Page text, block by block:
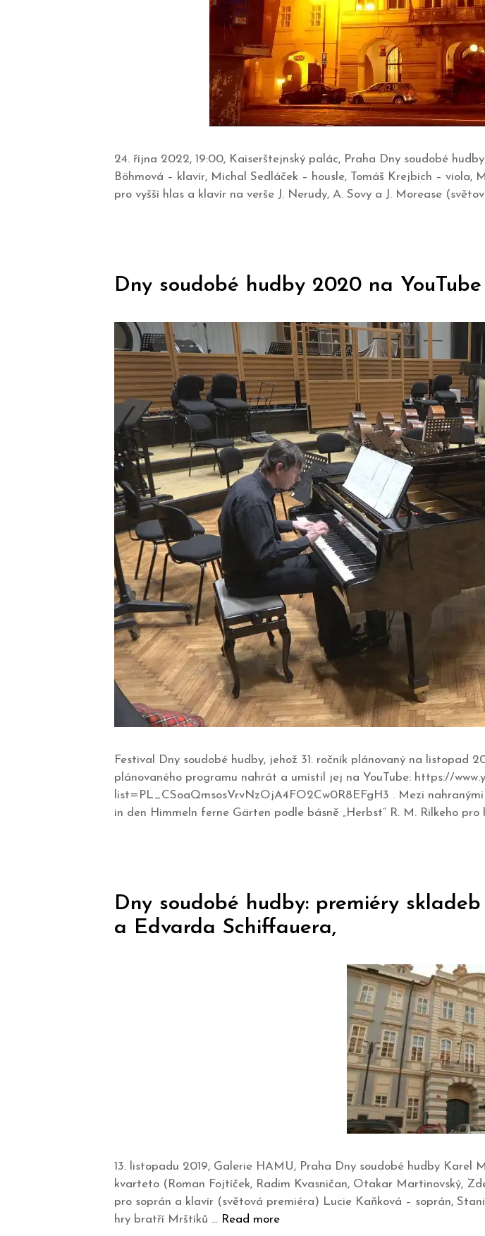
24. října 2022, 19:00, Kaiserštejnský palác, Praha Dny soudobé
Böhmová – klavír, Michal Sedláček – housle, Tomáš Krejbich – viola,
pro vyšší hlas a klavír na verše J. Nerudy, A. Sovy a J. Morease
Dny soudobé hudby 2020 na YouTube
Festival Dny soudobé hudby, jehož 31. ročník plánovaný na listopad
plánovaného programu nahrát a umístil jej na YouTube: https://
list=PL_CSoaQmsosVrvNzOjA4FO2Cw0R8EFgH3 . Mezi
in den Himmeln ferne Gärten podle básně „Herbst“ R. M. Rilkeho
Dny soudobé hudby: premiéry
a Edvarda Schiffauera,
13. listopadu 2019, Galerie HAMU, Praha Dny soudobé hudby Karel
kvarteto (Roman Fojtíček, Radim Kvasničan, Otakar Martinovský,
pro soprán a klavír (světová premiéra) Lucie Kaňková – soprán,
hry bratří Mrštíků … Read more